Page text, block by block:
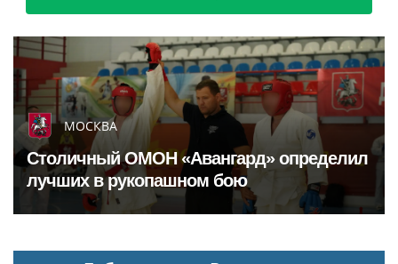
МОСКВА
Столичный ОМОН «Авангард» определил
лучших в рукопашном бою